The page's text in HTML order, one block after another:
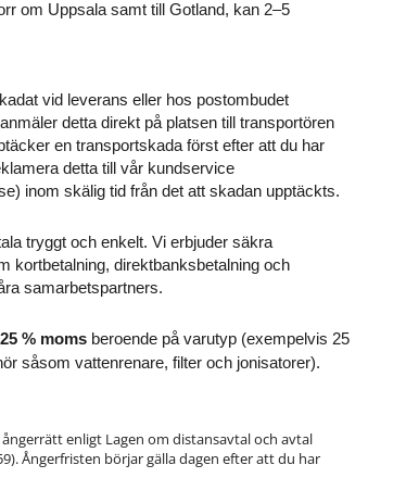
om Uppsala samt till Gotland, kan 2–5
vid leverans eller hos postombudet
detta direkt på platsen till transportören
en transportskada först efter att du har
detta till vår kundservice
inom skälig tid från det att skadan upptäckts.
tryggt och enkelt. Vi erbjuder säkra
kortbetalning, direktbanksbetalning och
samarbetspartners.
% moms beroende på varutyp (exempelvis 25
såsom vattenrenare, filter och jonisatorer).
enligt Lagen om distansavtal och avtal
Ångerfristen börjar gälla dagen efter att du har